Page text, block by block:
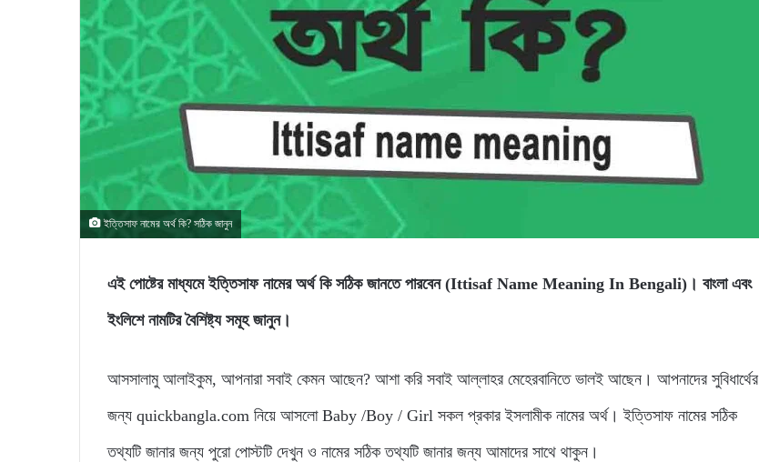
ইত্তিসাফ নামের অর্থ কি? সঠিক জানুন
এই পোষ্টের মাধ্যমে ইত্তিসাফ নামের অর্থ কি সঠিক জানতে পারবেন (Ittisaf Name Meaning In Bengali)। বাংলা এবং
ইংলিশে নামটির বৈশিষ্ট্য সমূহ জানুন।
আসসালামু আলাইকুম, আপনারা সবাই কেমন আছেন? আশা করি সবাই আল্লাহর মেহেরবানিতে ভালই আছেন। আপনাদের সুবিধার্থের
জন্য quickbangla.com নিয়ে আসলো Baby /Boy / Girl সকল প্রকার ইসলামীক নামের অর্থ। ইত্তিসাফ নামের সঠিক
তথ্যটি জানার জন্য পুরো পোস্টটি দেখুন ও নামের সঠিক তথ্যটি জানার জন্য আমাদের সাথে থাকুন।